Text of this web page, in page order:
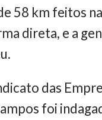
58 km feitos
direta, e a
das
foi